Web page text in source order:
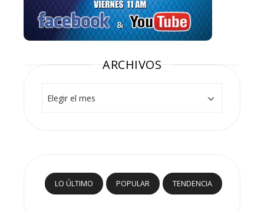
ARCHIVOS
LO ÚLTIMO POPULAR TENDENCIA